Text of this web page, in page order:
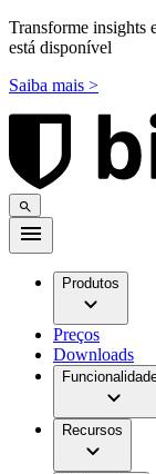
Transforme insights
está disponível
Saiba mais >
Produtos
Preços
Downloads
Recursos